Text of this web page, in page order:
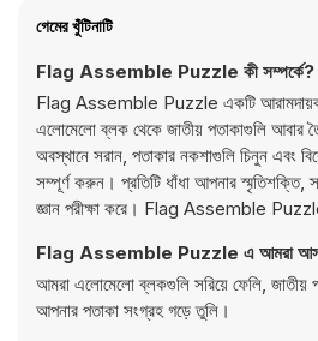
গেমের খুঁটিনাটি
Flag Assemble Puzzle কী সম্পর্কে?
Flag Assemble Puzzle একটি আরামদায়ক
এলোমেলো ব্লক থেকে জাতীয় পতাকাগুলি আবার
অবস্থানে সরান, পতাকার নকশাগুলি চিনুন এবং
সম্পূর্ণ করুন। প্রতিটি ধাঁধা আপনার স্মৃতিশক্তি,
জ্ঞান পরীক্ষা করে। Flag Assemble
Flag Assemble Puzzle এ আমরা
আমরা এলোমেলো ব্লকগুলি সরিয়ে ফেলি, জাতীয়
আপনার পতাকা সংগ্রহ গড়ে তুলি।